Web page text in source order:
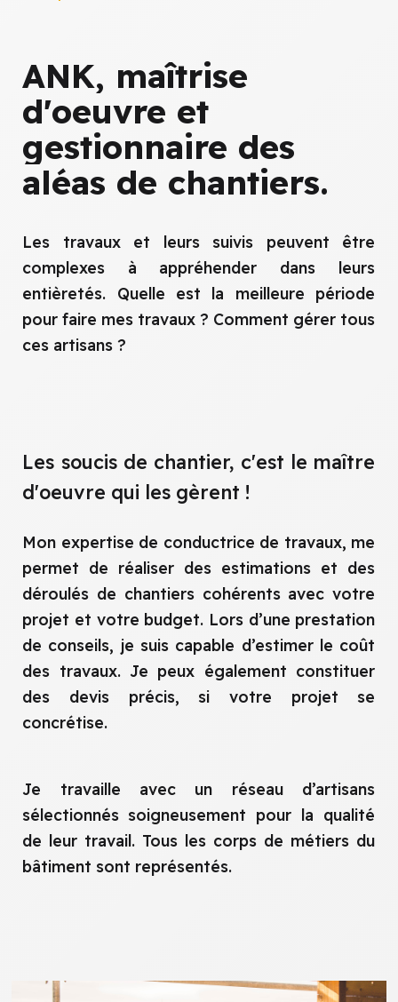
ANK, maîtrise
d'oeuvre et
gestionnaire des
aléas de chantiers.
Les travaux et leurs suivis peuvent être
complexes à appréhender dans leurs
entièretés. Quelle est la meilleure période
pour faire mes travaux ? Comment gérer tous
ces artisans ?
Les soucis de chantier, c'est le maître
d'oeuvre qui les gèrent !
Mon expertise de conductrice de travaux, me
permet de réaliser des estimations et des
déroulés de chantiers cohérents avec votre
projet et votre budget. Lors d’une prestation
de conseils, je suis capable d’estimer le coût
des travaux. Je peux également constituer
des devis précis, si votre projet se
concrétise.
Je travaille avec un réseau d’artisans
sélectionnés soigneusement pour la qualité
de leur travail. Tous les corps de métiers du
bâtiment sont représentés.